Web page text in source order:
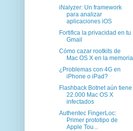
iNalyzer: Un framework
para analizar
aplicaciones iOS
Fortifica la privacidad en tu
Gmail
Cómo cazar rootkits de
Mac OS X en la memoria
¿Problemas con 4G en
iPhone o iPad?
Flashback Botnet aún tiene
22.000 Mac OS X
infectados
Authentec FingerLoc:
Primer prototipo de
Apple Tou...